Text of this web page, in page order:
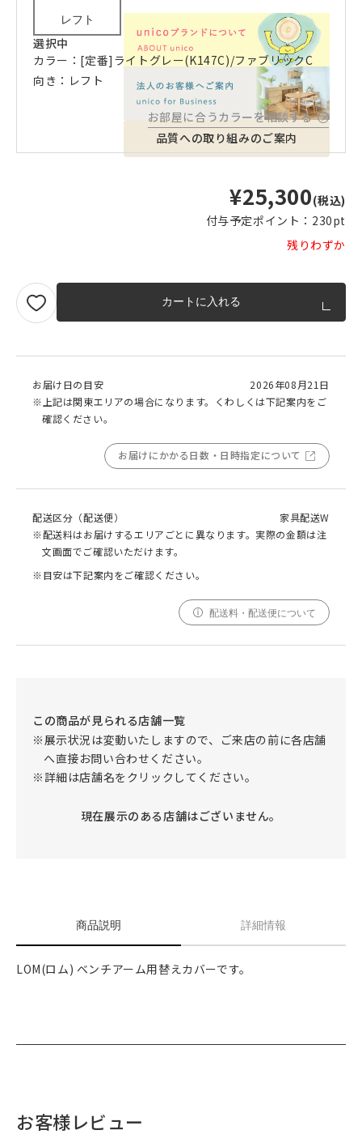
品質への取り組みのご案内
商品説明 詳細情報
LOM(ロム) ベンチアーム用替えカバーです。
お客様レビュー
レフト
選択中
カラー：[定番]ライトグレー(K147C)/ファブリックC
向き：レフト
お部屋に合うカラーを相談する
¥25,300(税込)
付与予定ポイント： 230pt
残りわずか
カートに入れる
お届け日の目安
2026年08月21日
※上記は関東エリアの場合になります。くわしくは下記案内をご
確認ください。
お届けにかかる日数・日時指定について
配送区分（配送便）
家具配送W
※配送料はお届けするエリアごとに異なります。実際の金額は注
文画面でご確認いただけます。
※目安は下記案内をご確認ください。
配送料・配送便について
この商品が見られる店舗一覧
※展示状況は変動いたしますので、ご来店の前に各店舗
へ直接お問い合わせください。
※詳細は店舗名をクリックしてください。
現在展示のある店舗はございません。